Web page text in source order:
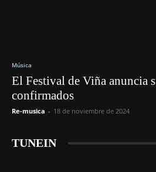
Música
El Festival de Viña anuncia
confirmados
Re-musica - 18 de noviembre de 2024
TUNEIN